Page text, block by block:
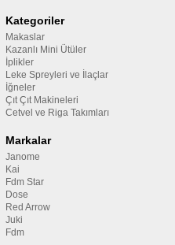
Kategoriler
Makaslar
Kazanlı Mini Ütüler
İplikler
Leke Spreyleri ve İlaçlar
İğneler
Çıt Çıt Makineleri
Cetvel ve Riga Takımları
Markalar
Janome
Kai
Fdm Star
Dose
Red Arrow
Juki
Fdm